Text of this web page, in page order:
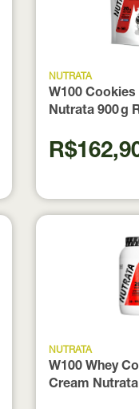
NUTRATA
W100 Cookies
Nutrata 900 g
NUTRATA
W100 Whey
Cream